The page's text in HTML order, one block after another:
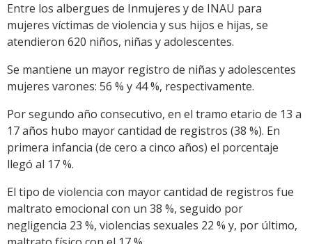
Entre los albergues de Inmujeres y de INAU para
mujeres víctimas de violencia y sus hijos e hijas, se
atendieron 620 niños, niñas y adolescentes.
Se mantiene un mayor registro de niñas y adolescentes
mujeres varones: 56 % y 44 %, respectivamente.
Por segundo año consecutivo, en el tramo etario de 13 a
17 años hubo mayor cantidad de registros (38 %). En
primera infancia (de cero a cinco años) el porcentaje
llegó al 17 %.
El tipo de violencia con mayor cantidad de registros fue
maltrato emocional con un 38 %, seguido por
negligencia 23 %, violencias sexuales 22 % y, por último,